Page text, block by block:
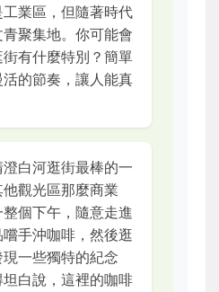
業區，但隨著時代
聚集地。你可能會
有什麼特別？簡單
的節奏，讓人能真
白河逛街最棒的一
觀光區那麼商業
個下午，隨意走進
手沖咖啡，然後逛
一些獨特的紀念
白說，這裡的咖啡